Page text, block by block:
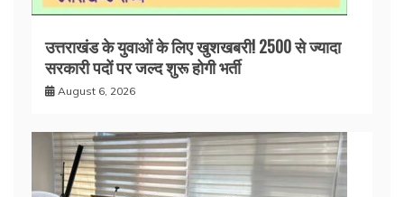
उत्तराखंड के युवाओं के लिए खुशखबरी! 2500 से ज्यादा
सरकारी पदों पर जल्द शुरू होगी भर्ती
August 6, 2026